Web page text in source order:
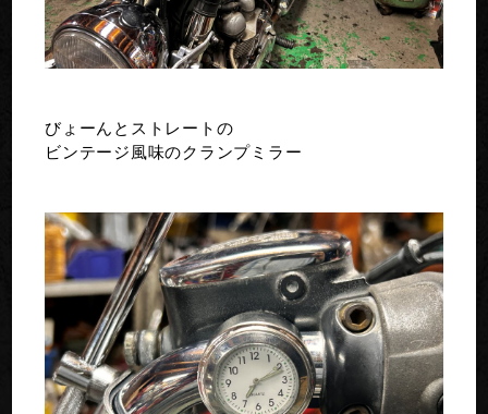
びょーんとストレートの
ビンテージ風味のクランプミラー